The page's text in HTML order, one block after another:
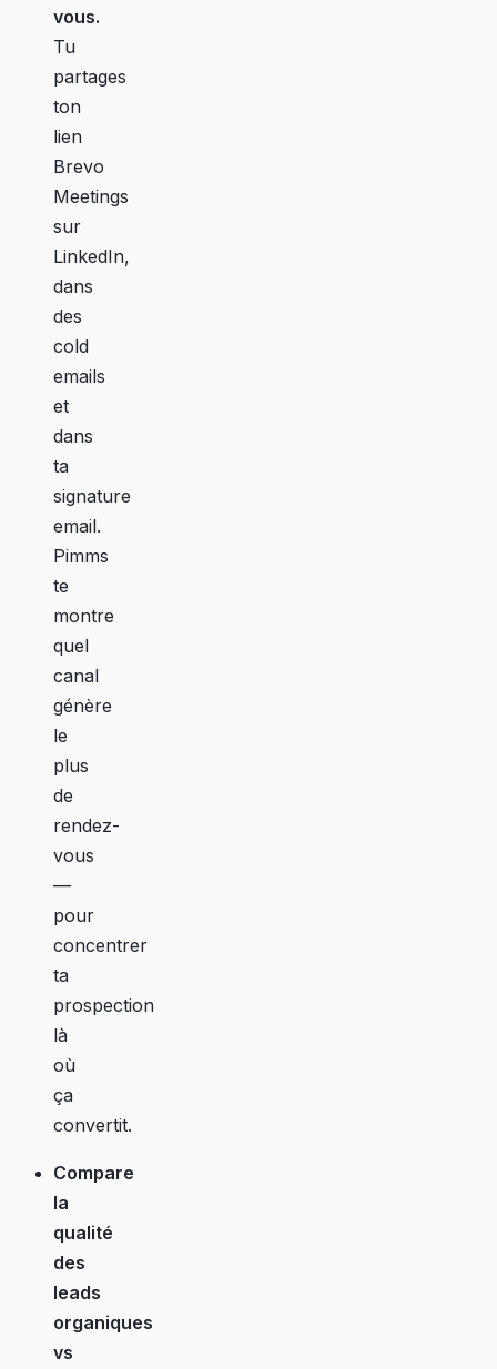
vous.
Tu
partages
ton
lien
Brevo
Meetings
sur
LinkedIn,
dans
des
cold
emails
et
dans
ta
signature
email.
Pimms
te
montre
quel
canal
génère
le
plus
de
rendez-
vous
—
pour
concentrer
ta
prospection
là
où
ça
convertit.
Compare
la
qualité
des
leads
organiques
vs